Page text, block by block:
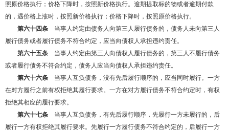
照原价格执行；价格下降时，按照新价格执行。逾期提取标的物或者逾期付款
的，遇价格上涨时，按照新价格执行；价格下降时，按照原价格执行。
第六十四条 当事人约定由债务人向第三人履行债务的，债务人未向第三人
履行债务或者履行债务不符合约定，应当向债权人承担违约责任。
第六十五条 当事人约定由第三人向债权人履行债务的，第三人不履行债务
或者履行债务不符合约定，债务人应当向债权人承担违约责任。
第六十六条 当事人互负债务，没有先后履行顺序的，应当同时履行。一方
在对方履行之前有权拒绝其履行要求。一方在对方履行债务不符合约定时，有权
拒绝其相应的履行要求。
第六十七条 当事人互负债务，有先后履行顺序，先履行一方未履行的，后
履行一方有权拒绝其履行要求。先履行一方履行债务不符合约定的，后履行一方